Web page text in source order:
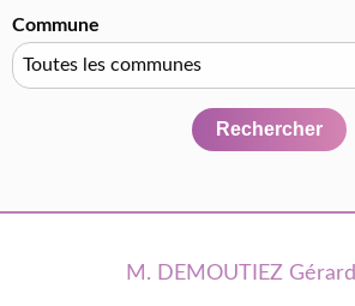
Commune
Rechercher
M. DEMOUTIEZ Gérard